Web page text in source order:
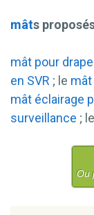
mâts
mât pour
en SVR ; le
mât éclairage
surveillance ; le
Ou